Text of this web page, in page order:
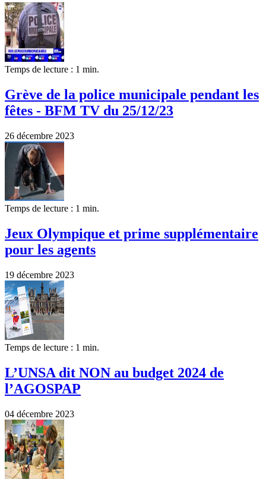
Temps de lecture : 1 min.
Grève de la police municipale pendant les
fêtes - BFM TV du 25/12/23
26 décembre 2023
Temps de lecture : 1 min.
Jeux Olympique et prime supplémentaire
pour les agents
19 décembre 2023
Temps de lecture : 1 min.
L’UNSA dit NON au budget 2024 de
l’AGOSPAP
04 décembre 2023